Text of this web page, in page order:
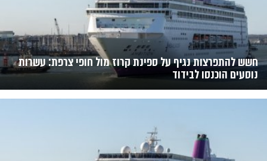
חשש להתפרצות נגיף על ספינת קרוז מול חופי צרפת: עשרות
נוסעים הוכנסו לבידוד